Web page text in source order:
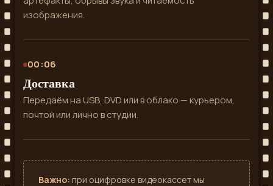
изображения.
00:06
Доставка
Передаём на USB, DVD или в облако — курьером,
почтой или лично в студии.
Важно: при оцифровке видеокассет мы